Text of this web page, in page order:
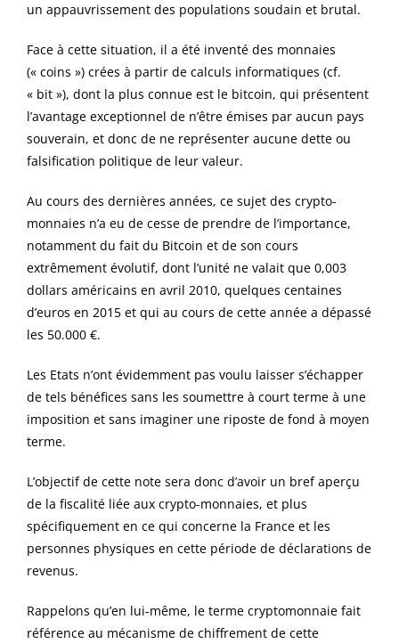
un appauvrissement des populations soudain et brutal.
Face à cette situation, il a été inventé des monnaies
(« coins ») crées à partir de calculs informatiques (cf.
« bit »), dont la plus connue est le bitcoin, qui présentent
l’avantage exceptionnel de n’être émises par aucun pays
souverain, et donc de ne représenter aucune dette ou
falsification politique de leur valeur.
Au cours des dernières années, ce sujet des crypto-
monnaies n’a eu de cesse de prendre de l’importance,
notamment du fait du Bitcoin et de son cours
extrêmement évolutif, dont l’unité ne valait que 0,003
dollars américains en avril 2010, quelques centaines
d’euros en 2015 et qui au cours de cette année a dépassé
les 50.000 €.
Les Etats n’ont évidemment pas voulu laisser s’échapper
de tels bénéfices sans les soumettre à court terme à une
imposition et sans imaginer une riposte de fond à moyen
terme.
L’objectif de cette note sera donc d’avoir un bref aperçu
de la fiscalité liée aux crypto-monnaies, et plus
spécifiquement en ce qui concerne la France et les
personnes physiques en cette période de déclarations de
revenus.
Rappelons qu’en lui-même, le terme cryptomonnaie fait
référence au mécanisme de chiffrement de cette